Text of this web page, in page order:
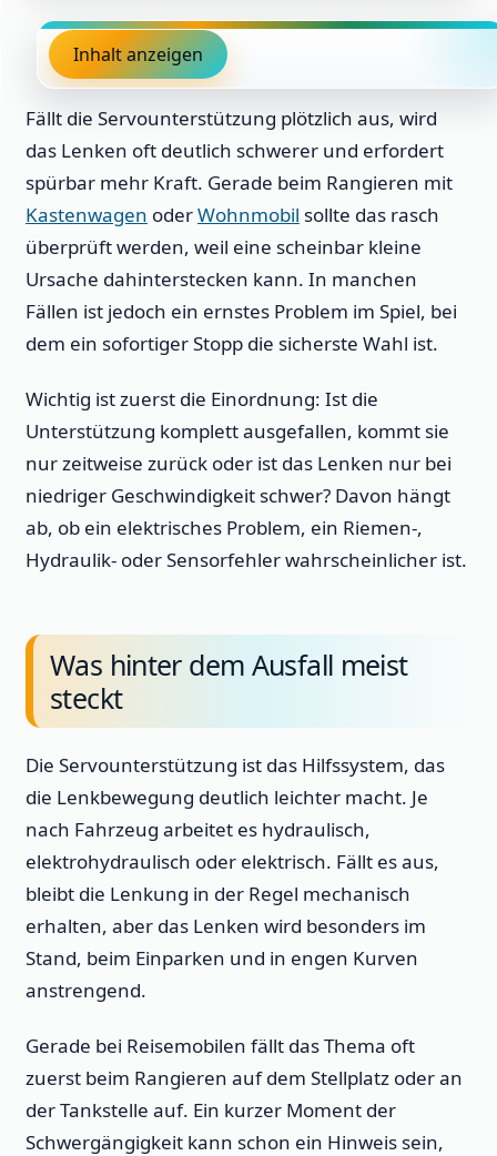
Inhalt anzeigen
Fällt die Servounterstützung plötzlich aus, wird
das Lenken oft deutlich schwerer und erfordert
spürbar mehr Kraft. Gerade beim Rangieren mit
Kastenwagen oderWohnmobil sollte das rasch
überprüft werden, weil eine scheinbar kleine
Ursache dahinterstecken kann. In manchen
Fällen ist jedoch ein ernstes Problem im Spiel, bei
dem ein sofortiger Stopp die sicherste Wahl ist.
Wichtig ist zuerst die Einordnung: Ist die
Unterstützung komplett ausgefallen, kommt sie
nur zeitweise zurück oder ist das Lenken nur bei
niedriger Geschwindigkeit schwer? Davon hängt
ab, ob ein elektrisches Problem, ein Riemen-,
Hydraulik- oder Sensorfehler wahrscheinlicher ist.
Was hinter dem Ausfall meist
steckt
Die Servounterstützung ist das Hilfssystem, das
die Lenkbewegung deutlich leichter macht. Je
nach Fahrzeug arbeitet es hydraulisch,
elektrohydraulisch oder elektrisch. Fällt es aus,
bleibt die Lenkung in der Regel mechanisch
erhalten, aber das Lenken wird besonders im
Stand, beim Einparken und in engen Kurven
anstrengend.
Gerade bei Reisemobilen fällt das Thema oft
zuerst beim Rangieren auf dem Stellplatz oder an
der Tankstelle auf. Ein kurzer Moment der
Schwergängigkeit kann schon ein Hinweis sein,